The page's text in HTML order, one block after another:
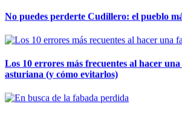
No puedes perderte Cudillero: el pueblo
Los 10 errores más frecuentes al hacer
asturiana (y cómo evitarlos)